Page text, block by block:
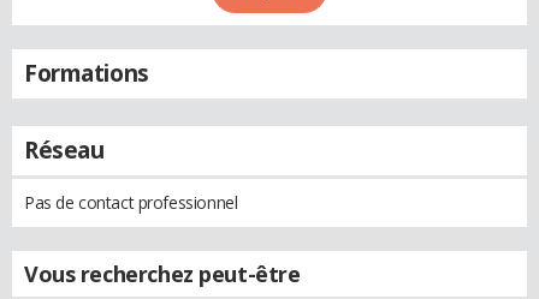
Formations
Réseau
Pas de contact professionnel
Vous recherchez peut-être